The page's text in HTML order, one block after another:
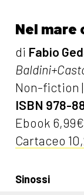
Nel mare
di Fabio
Non-fiction
ISBN 978-
Ebook 6,99€
Cartaceo
Sinossi